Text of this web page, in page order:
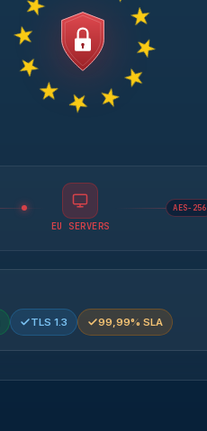
EU SERVERS
AES-256
TLS 1.3 99,99% SLA